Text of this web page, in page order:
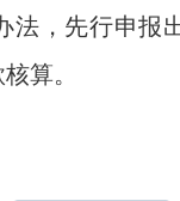
法，先行申报
算。